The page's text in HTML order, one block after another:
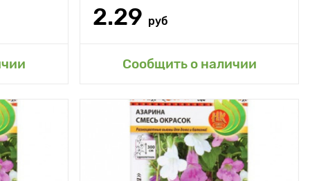
2.29 руб
Сообщить о наличии